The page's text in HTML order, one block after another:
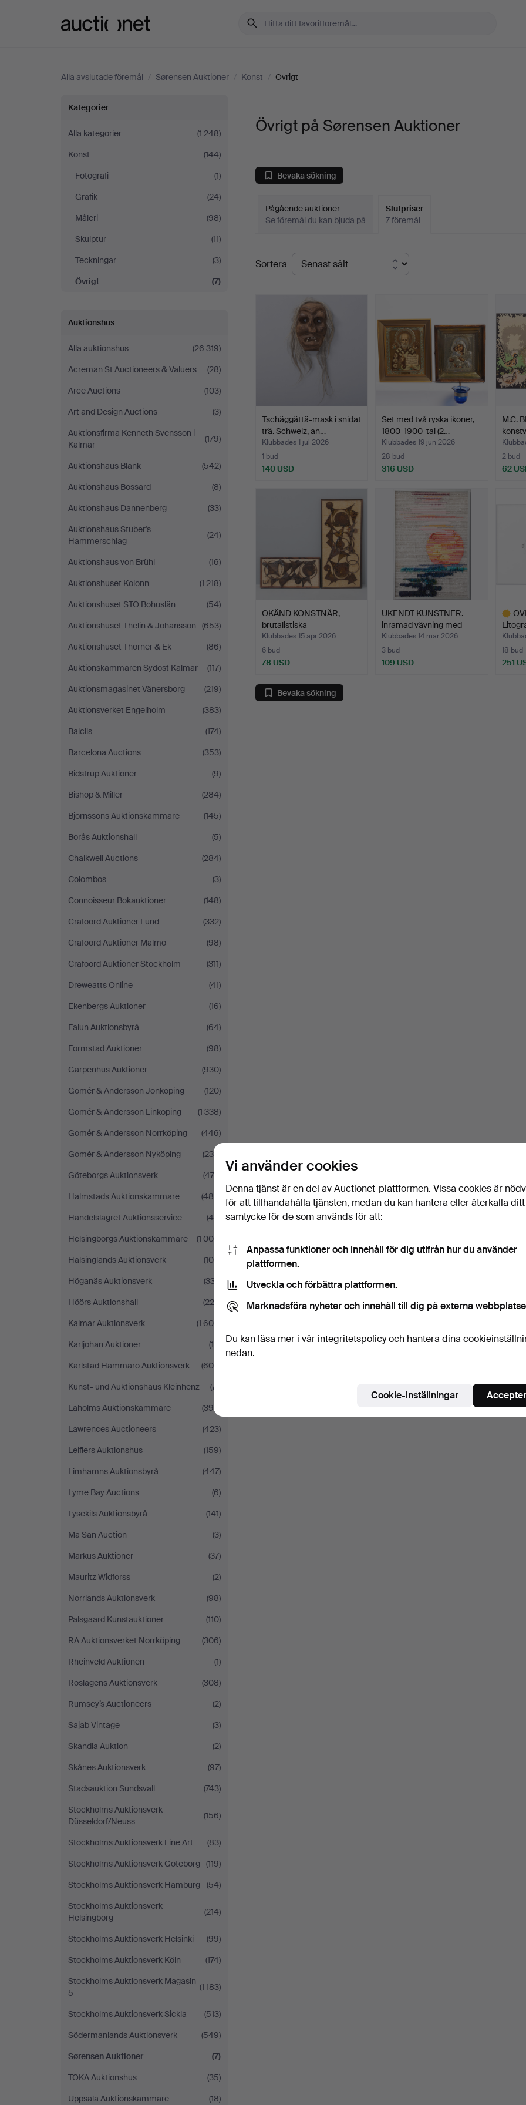
Alla avslutade föremål / Sørensen Auktioner / Konst / Övrigt
Övrigt
på
Sørensen
Auktioner
Kategorier
Alla kategorier
(1 248)
Konst
(144)
Fotografi
(1)
Grafik
(24)
Måleri
(98)
Skulptur
(11)
Teckningar
(3)
Övrigt
(7)
Auktionshus
Alla auktionshus
(26 319)
Acreman St Auctioneers & Valuers
(28)
Arce Auctions
(103)
Art and Design Auctions
(3)
Auktionsfirma Kenneth Svensson i
Kalmar
(179)
Auktionshaus Blank
(542)
Auktionshaus Bossard
(8)
Auktionshaus Dannenberg
(33)
Auktionshaus Stuber's
Hammerschlag
(24)
Auktionshaus von Brühl
(16)
Auktionshuset Kolonn
(1 218)
Auktionshuset STO Bohuslän
(54)
Auktionshuset Thelin & Johansson
(653)
Auktionshuset Thörner & Ek
(86)
Auktionskammaren Sydost Kalmar
(117)
Auktionsmagasinet Vänersborg
(219)
Auktionsverket Engelholm
(383)
Balclis
(174)
Barcelona Auctions
(353)
Bidstrup Auktioner
(9)
Bishop & Miller
(284)
Björnssons Auktionskammare
(145)
Borås Auktionshall
(5)
Chalkwell Auctions
(284)
Colombos
(3)
Connoisseur Bokauktioner
(148)
Crafoord Auktioner Lund
(332)
Crafoord Auktioner Malmö
(98)
Crafoord Auktioner Stockholm
(311)
Dreweatts Online
(41)
Ekenbergs Auktioner
(16)
Falun Auktionsbyrå
(64)
Formstad Auktioner
(98)
Garpenhus Auktioner
(930)
Gomér & Andersson Jönköping
(120)
Gomér & Andersson Linköping
(1 338)
Gomér & Andersson Norrköping
(446)
Gomér & Andersson Nyköping
(236)
Göteborgs Auktionsverk
(472)
Halmstads Auktionskammare
(485)
Handelslagret Auktionsservice
(48)
Helsingborgs Auktionskammare
(1 006)
Hälsinglands Auktionsverk
(108)
Höganäs Auktionsverk
(337)
Höörs Auktionshall
(222)
Kalmar Auktionsverk
(1 605)
Karljohan Auktioner
(10)
Karlstad Hammarö Auktionsverk
(609)
Kunst- und Auktionshaus Kleinhenz
(71)
Laholms Auktionskammare
(390)
Lawrences Auctioneers
(423)
Leiflers Auktionshus
(159)
Limhamns Auktionsbyrå
(447)
Lyme Bay Auctions
(6)
Lysekils Auktionsbyrå
(141)
Ma San Auction
(3)
Markus Auktioner
(37)
Mauritz Widforss
(2)
Norrlands Auktionsverk
(98)
Palsgaard Kunstauktioner
(110)
RA Auktionsverket Norrköping
(306)
Rheinveld Auktionen
(1)
Roslagens Auktionsverk
(308)
Rumsey’s Auctioneers
(2)
Sajab Vintage
(3)
Skandia Auktion
(2)
Skånes Auktionsverk
(97)
Stadsauktion Sundsvall
(743)
Stockholms Auktionsverk
Düsseldorf/Neuss
(156)
Stockholms Auktionsverk Fine Art
(83)
Stockholms Auktionsverk Göteborg (119)
Stockholms Auktionsverk Hamburg
(54)
Stockholms Auktionsverk
Helsingborg
(214)
Stockholms Auktionsverk Helsinki
(99)
Stockholms Auktionsverk Köln
(174)
Stockholms Auktionsverk Magasin
5
(1 183)
Stockholms Auktionsverk Sickla
(513)
Södermanlands Auktionsverk
(549)
Sørensen Auktioner
(7)
TOKA Auktionshus
(35)
Uppsala Auktionskammare
(18)
Övrigt på Sørensen Auktioner
Bevaka sökning
Pågående auktioner
Se föremål du kan bjuda på
Slutpriser
7 föremål
Slutpriser
Sortera
Tschäggättä-mask i snidat
trä. Schweiz, an…
Klubbades 1 jul 2026
1 bud
140 USD
Set med två ryska ikoner,
1800-1900-tal (2…
Klubbades 19 jun 2026
28 bud
316 USD
M.C.
2 bud
62
OKÄND KONSTNÄR,
brutalistiska
väggmonterad…
Klubbades 15 apr 2026
6 bud
78 USD
UKENDT KUNSTNER.
inramad vävning med
flera…
Klubbades 14 mar 2026
3 bud
109 USD
18 bud
251
Bevaka sökning
Vi använder cookies
Denna tjänst är en del av Auctionet-plattformen. Vissa cookies är
för att tillhandahålla tjänsten, medan du kan hantera eller återkalla ditt
samtycke för de som används för att:
Anpassa funktioner och innehåll för dig utifrån hur du använder
plattformen.
Utveckla och förbättra plattformen.
Marknadsföra nyheter och innehåll till dig på externa
Du kan läsa mer i vår integritetspolicyoch hantera dina
nedan.
Cookie-inställningar